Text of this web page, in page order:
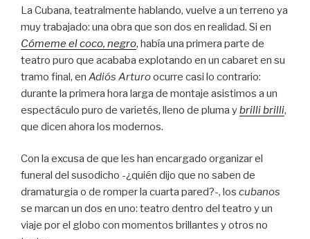
La Cubana, teatralmente hablando, vuelve a un terreno ya
muy trabajado: una obra que son dos en realidad. Si en
Cómeme el coco, negro, había una primera parte de
teatro puro que acababa explotando en un cabaret en su
tramo final, en Adiós Arturoocurre casi lo contrario:
durante la primera hora larga de montaje asistimos a un
espectáculo puro de varietés, lleno de pluma ybrilli brilli,
que dicen ahora los modernos.
Con la excusa de que les han encargado organizar el
funeral del susodicho -¿quién dijo que no saben de
dramaturgia o de romper la cuarta pared?-, los cubanos
se marcan un dos en uno: teatro dentro del teatro y un
viaje por el globo con momentos brillantes y otros no